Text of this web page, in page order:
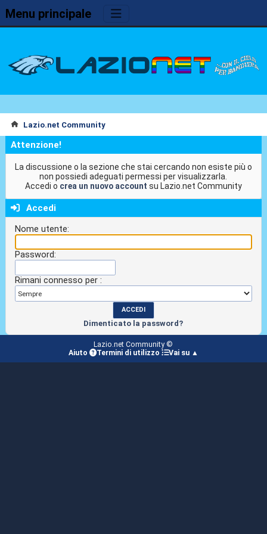
Menu principale
Lazio.net Community
Attenzione!
La discussione o la sezione che stai cercando non esiste più o
non possiedi adeguati permessi per visualizzarla.
Accedi o crea un nuovo account su Lazio.net Community
Accedi
Nome utente:
Password:
Rimani connesso per :
Dimenticato la password?
Lazio.net Community ©
Aiuto
Termini di utilizzo Vai su ▲